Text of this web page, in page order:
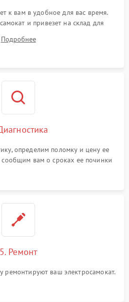
к вам в удобное для вас время.
и привезет на склад для
Подробнее
определим поломку и цену ее
сообщим вам о сроках ее починки
5. Ремонт
ремонтируют ваш электросамокат.